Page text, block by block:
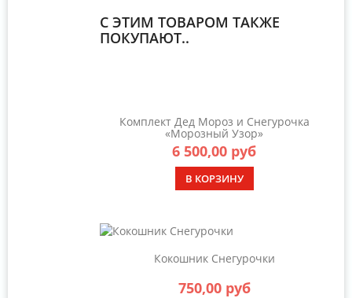
С ЭТИМ ТОВАРОМ ТАКЖЕ
ПОКУПАЮТ..
Комплект Дед Мороз и Снегурочка
«Морозный Узор»
6 500,00 руб
В КОРЗИНУ
Кокошник Снегурочки
750,00 руб